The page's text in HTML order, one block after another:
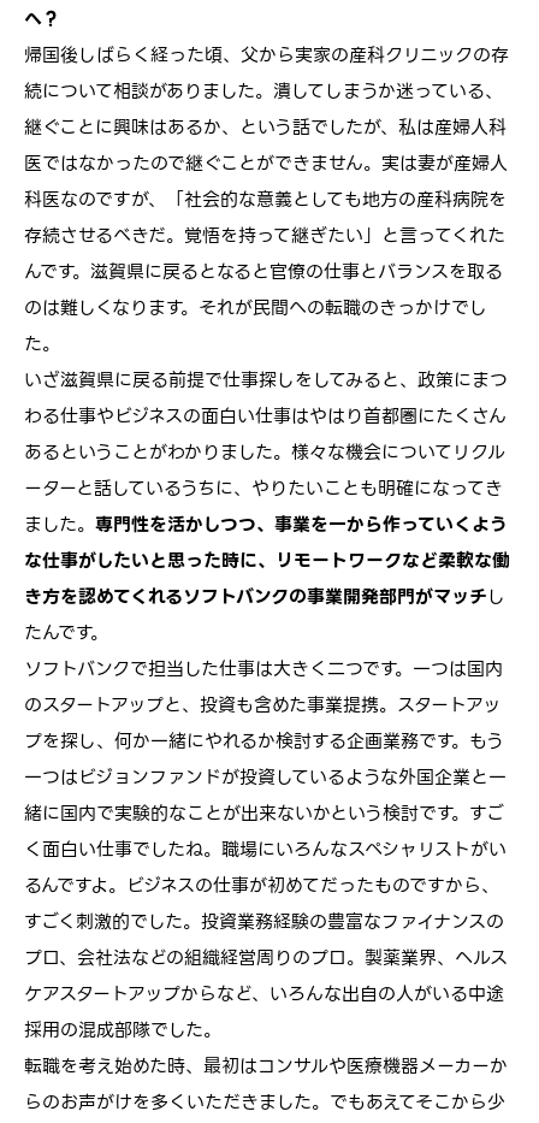
へ？
帰国後しばらく経った頃、父から実家の産科クリニックの存
続について相談がありました。潰してしまうか迷っている、
継ぐことに興味はあるか、という話でしたが、私は産婦人科
医ではなかったので継ぐことができません。実は妻が産婦人
科医なのですが、「社会的な意義としても地方の産科病院を
存続させるべきだ。覚悟を持って継ぎたい」と言ってくれた
んです。滋賀県に戻るとなると官僚の仕事とバランスを取る
のは難しくなります。それが民間への転職のきっかけでし
た。
いざ滋賀県に戻る前提で仕事探しをしてみると、政策にまつ
わる仕事やビジネスの面白い仕事はやはり首都圏にたくさん
あるということがわかりました。様々な機会についてリクル
ーターと話しているうちに、やりたいことも明確になってき
ました。 専門性を活かしつつ、事業を一から作っていくよう
な仕事がしたいと思った時に、リモートワークなど柔軟な働
き方を認めてくれるソフトバンクの事業開発部門がマッチし
たんです。
ソフトバンクで担当した仕事は大きく二つです。一つは国内
のスタートアップと、投資も含めた事業提携。スタートアッ
プを探し、何か一緒にやれるか検討する企画業務です。もう
一つはビジョンファンドが投資しているような外国企業と一
緒に国内で実験的なことが出来ないかという検討です。すご
く面白い仕事でしたね。職場にいろんなスペシャリストがい
るんですよ。ビジネスの仕事が初めてだったものですから、
すごく刺激的でした。投資業務経験の豊富なファイナンスの
プロ、会社法などの組織経営周りのプロ。製薬業界、ヘルス
ケアスタートアップからなど、いろんな出自の人がいる中途
採用の混成部隊でした。
転職を考え始めた時、最初はコンサルや医療機器メーカーか
らのお声がけを多くいただきました。でもあえてそこから少